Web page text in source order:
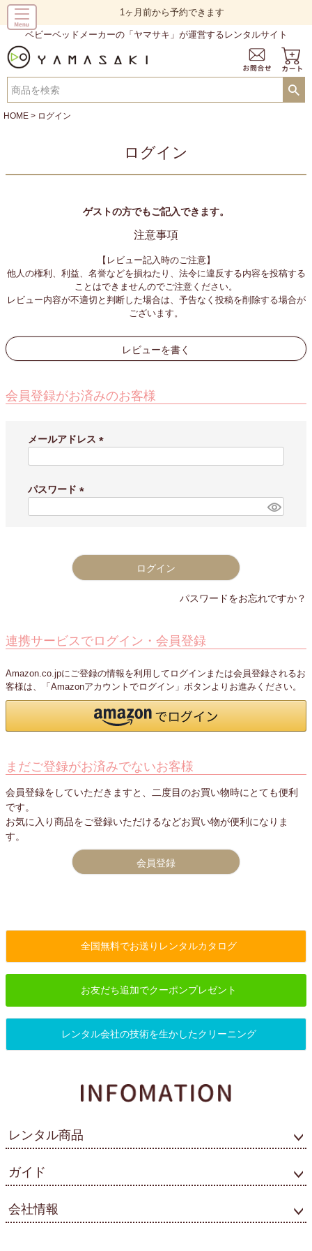
1ヶ月前から予約できます
ベビーベッドメーカーの「ヤマサキ」が運営するレンタルサイト
HOME ログイン
ログイン
ゲストの方でもご記入できます。
注意事項
【レビュー記入時のご注意】
他人の権利、利益、名誉などを損ねたり、法令に違反する内容を投稿する
ことはできませんのでご注意ください。
レビュー内容が不適切と判断した場合は、予告なく投稿を削除する場合が
ございます。
レビューを書く
会員登録がお済みのお客様
メールアドレス
)
パスワード
ログイン
パスワードをお忘れですか？
連携サービスでログイン・会員登録
Amazon.co.jpにご登録の情報を利用してログインまたは会員登録されるお
客様は、「Amazonアカウントでログイン」ボタンよりお進みください。
まだご登録がお済みでないお客様
会員登録をしていただきますと、二度目のお買い物時にとても便利
です。
お気に入り商品をご登録いただけるなどお買い物が便利になりま
す。
会員登録
全国無料でお送りレンタルカタログ
お友だち追加でクーポンプレゼント
レンタル会社の技術を生かしたクリーニング
レンタル商品
ガイド
会社情報